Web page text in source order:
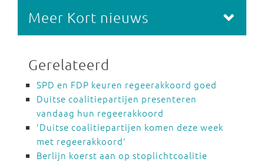
Meer Kort nieuws
Gerelateerd
SPD en FDP keuren regeerakkoord goed
Duitse coalitiepartijen presenteren
vandaag hun regeerakkoord
'Duitse coalitiepartijen komen deze week
met regeerakkoord'
Berlijn koerst aan op stoplichtcoalitie